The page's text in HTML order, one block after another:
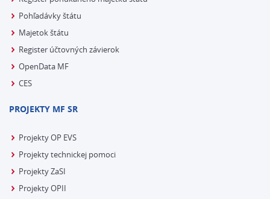
Pohľadávky štátu
Majetok štátu
Register účtovných závierok
OpenData MF
CES
PROJEKTY MF SR
Projekty OP EVS
Projekty technickej pomoci
Projekty ZaSI
Projekty OPII